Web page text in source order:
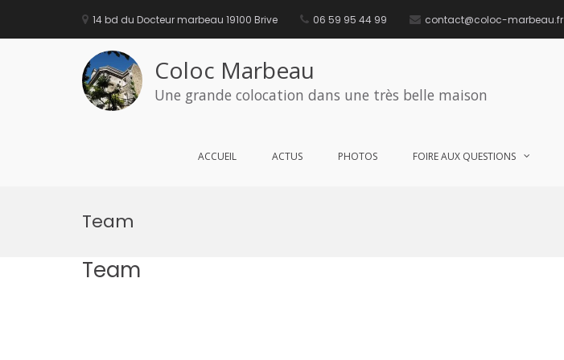
contenu
14 bd du Docteur marbeau 19100 Brive 06 59 95 44 99 contact@coloc-marbeau.fr
Coloc Marbeau
Une grande colocation dans une très belle maison
ACCUEIL ACTUS PHOTOS FOIRE AUX QUESTIONS
Team
Team